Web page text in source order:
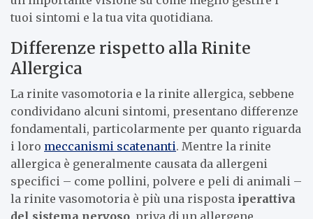
tuoi sintomi e la tua vita quotidiana.
Differenze rispetto alla Rinite
Allergica
La rinite vasomotoria e la rinite allergica, sebbene
condividano alcuni sintomi, presentano differenze
fondamentali, particolarmente per quanto riguarda
i loro meccanismi scatenanti. Mentre la rinite
allergica è generalmente causata da allergeni
specifici – come pollini, polvere e peli di animali –
la rinite vasomotoria è più una risposta iperattiva
del sistema nervoso , priva di un allergene